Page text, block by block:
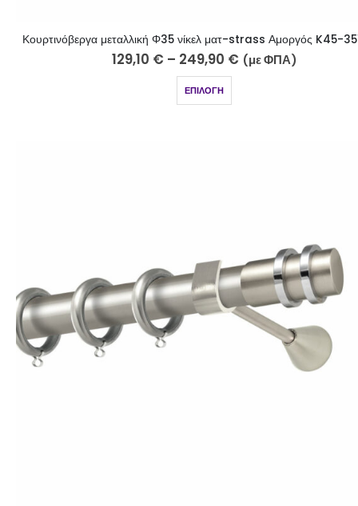
Κουρτινόβεργα μεταλλική Φ35 νίκελ ματ-strass Αμοργός K45-
129,10 € – 249,90 € (με ΦΠΑ)
ΕΠΙΛΟΓΉ